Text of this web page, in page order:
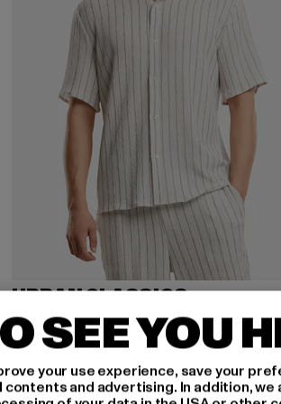
URBAN CLASSICS
Striped Crinkle Resort
23,03 EUR
Derzeitiger Preis: 23,03 EUR
35,99 EUR Aktionspreis:
SEE YOU
your use experience, save your
and advertising. In addition,